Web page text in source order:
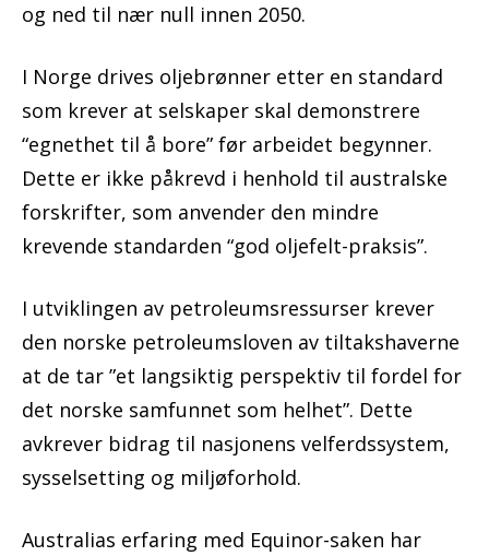
og ned til nær null innen 2050.
I Norge drives oljebrønner etter en standard
som krever at selskaper skal demonstrere
“egnethet til å bore” før arbeidet begynner.
Dette er ikke påkrevd i henhold til australske
forskrifter, som anvender den mindre
krevende standarden “god oljefelt-praksis”.
I utviklingen av petroleumsressurser krever
den norske petroleumsloven av tiltakshaverne
at de tar ”et langsiktig perspektiv til fordel for
det norske samfunnet som helhet”. Dette
avkrever bidrag til nasjonens velferdssystem,
sysselsetting og miljøforhold.
Australias erfaring med Equinor-saken har